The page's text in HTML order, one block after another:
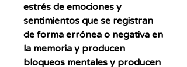
estrés de emociones y
sentimientos que se registran
de forma errónea o negativa en
la memoria y producen
bloqueos mentales y producen